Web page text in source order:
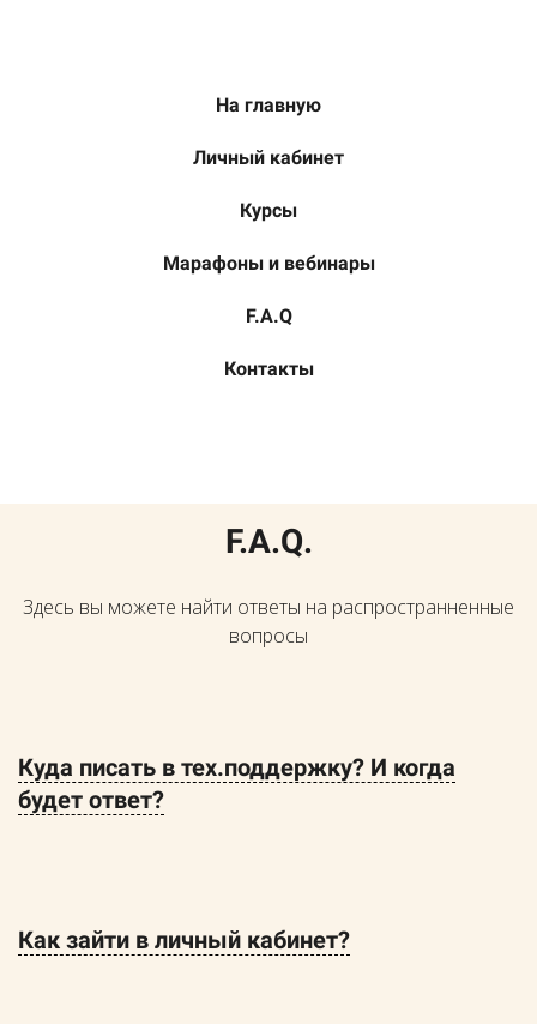
На главную
Личный кабинет
Курсы
Марафоны и вебинары
F.A.Q
Контакты
F.A.Q.
Здесь вы можете найти ответы на распространненные
вопросы
Куда писать в тех.поддержку? И когда
будет ответ?
Как зайти в личный кабинет?